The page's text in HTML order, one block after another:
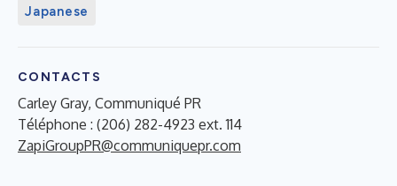
Japanese
CONTACTS
Carley Gray, Communiqué PR
Téléphone : (206) 282-4923 ext. 114
ZapiGroupPR@communiquepr.com